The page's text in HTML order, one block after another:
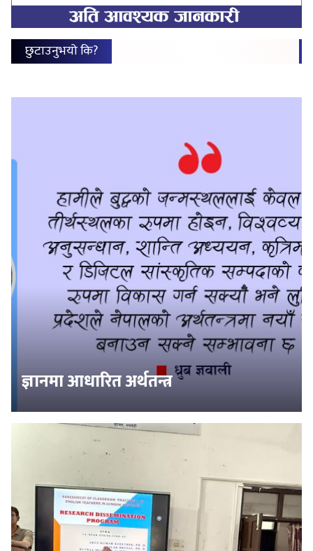
छुटाउनुभयो कि?
ज्ञानमा आधारित अर्थतन्त्र